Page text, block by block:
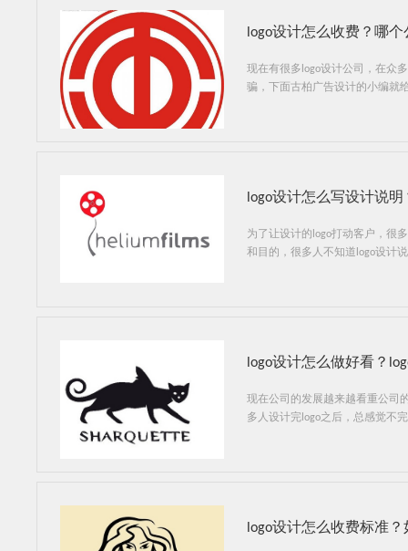
logo设计怎么收费？哪
现在有很多logo设计公司，在众
骗，下面古柏广告设计的小编就
logo设计怎么写设计说
为了让设计的logo打动客户，很
和目的，很多人不知道logo设计
logo设计怎么做好看？
现在公司的发展越来越看重公司
多人设计完logo之后，总感觉不
logo设计怎么收费标准